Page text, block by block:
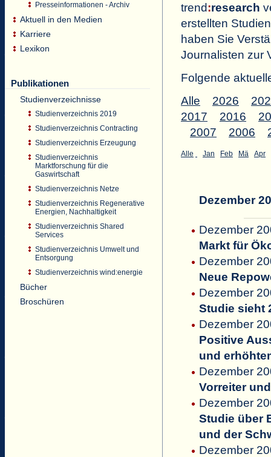
Presseinformationen - Archiv
Aktuell in den Medien
Karriere
Lexikon
Publikationen
Studienverzeichnisse
Studienverzeichnis 2019
Studienverzeichnis Contracting
Studienverzeichnis Erzeugung
Studienverzeichnis
Marktforschung für die
Gaswirtschaft
Studienverzeichnis Netze
Studienverzeichnis Regenerative
Energien, Nachhaltigkeit
Studienverzeichnis Shared
Services
Studienverzeichnis Umwelt und
Entsorgung
Studienverzeichnis wind:energie
Bücher
Broschüren
trend:research
erstellten
haben Sie
Journalisten zur
Folgende
Alle
2026
2017
2016
2007
2006
Alle Jan Feb Mä Apr
Dezember
Dezember
Markt für
Dezember
Neue
Dezember
Studie sieht
Dezember
Positive
und
Dezember
Vorreiter
Dezember
Studie über
und der
Dezember